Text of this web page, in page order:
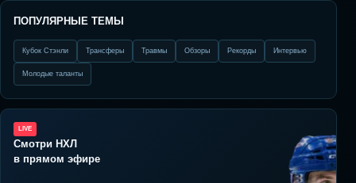
ПОПУЛЯРНЫЕ ТЕМЫ
Кубок Стэнли Трансферы Травмы Обзоры Рекорды Интервью
Молодые таланты
LIVE
Смотри НХЛ
в прямом эфире